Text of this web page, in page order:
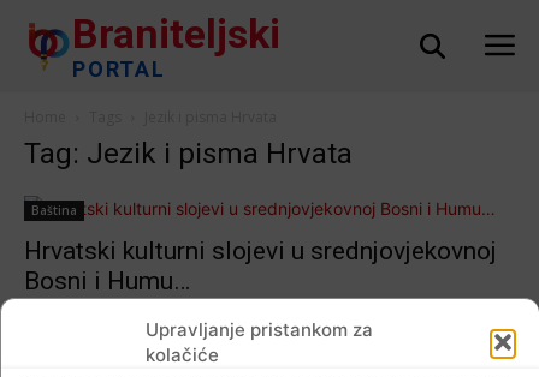
Upravljanje pristankom za
kolačiće
Braniteljski
PORTAL
Tag: Jezik i pisma Hrvata
Baština
Hrvatski kulturni slojevi u srednjovjekovnoj
Bosni i Humu…